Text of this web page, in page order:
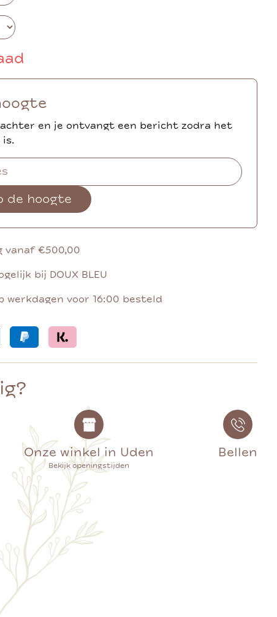
achter en je ontvangt een bericht zodra het
is.
de hoogte
vanaf €500,00
bij DOUX BLEU
werkdagen voor 16:00 besteld
Onze winkel in Uden
Bekijk openingstijden
Bellen